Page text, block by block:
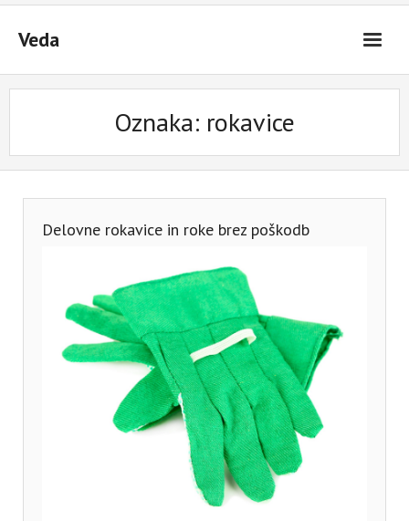
Skip
contentVeda
Oznaka: rokavice
Delovne rokavice in roke brez poškodb